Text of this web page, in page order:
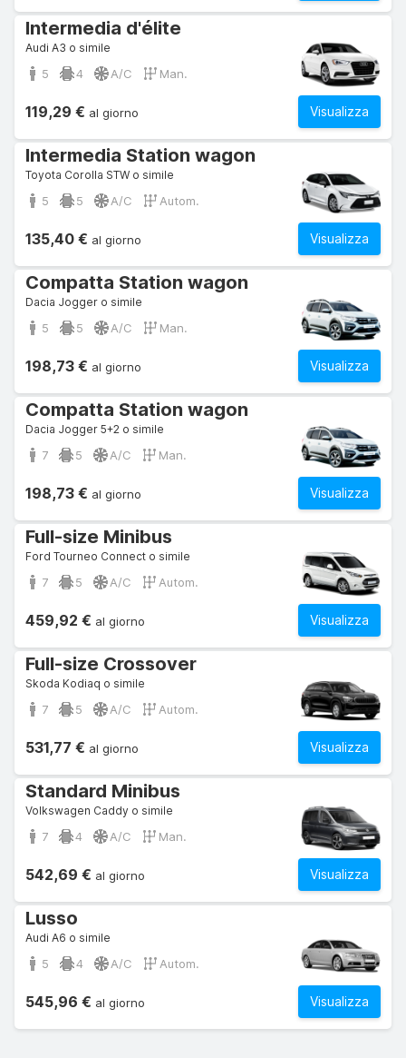
Intermedia d'élite
Audi A3 o simile
5 4 A/C Man.
Visualizza
119,29 € al giorno
Intermedia Station wagon
Toyota Corolla STW o simile
5 5 A/C Autom.
Visualizza
135,40 € al giorno
Compatta Station wagon
Dacia Jogger o simile
5 5 A/C Man.
Visualizza
198,73 € al giorno
Compatta Station wagon
Dacia Jogger 5+2 o simile
7 5 A/C Man.
Visualizza
198,73 € al giorno
Full-size Minibus
Ford Tourneo Connect o simile
7 5 A/C Autom.
Visualizza
459,92 € al giorno
Full-size Crossover
Skoda Kodiaq o simile
7 5 A/C Autom.
Visualizza
531,77 € al giorno
Standard Minibus
Volkswagen Caddy o simile
7 4 A/C Man.
Visualizza
542,69 € al giorno
Lusso
Audi A6 o simile
5 4 A/C Autom.
Visualizza
545,96 € al giorno